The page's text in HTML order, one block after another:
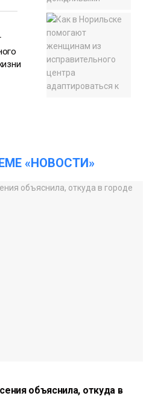
«НОВОСТИ»
объяснила, откуда в